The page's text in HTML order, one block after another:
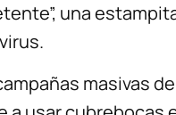
una
masivas